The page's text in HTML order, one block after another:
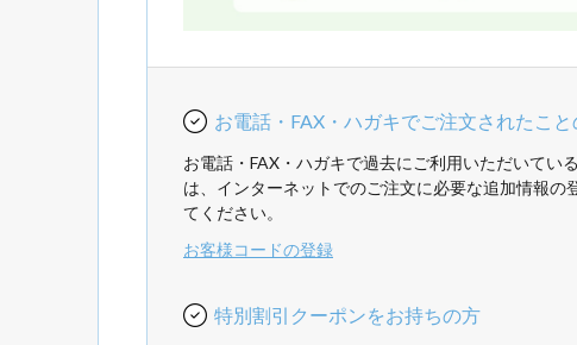
お電話・FAX・ハガキでご注文されたこ
お電話・FAX・ハガキで過去にご利用いただいてい
は、インターネットでのご注文に必要な追加情報の
てください。
お客様コードの登録
特別割引クーポンをお持ちの方